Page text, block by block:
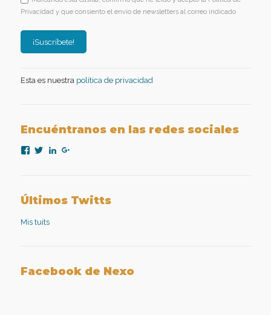
Privacidad y que consiento el envío de newsletters al correo indicado
Esta es nuestra política de privacidad
Encuéntranos en las redes sociales
Ver
Facebook
Ver
Twitter
Ver
aplicadaGoogle+
Últimos Twitts
Mis tuits
Facebook de Nexo